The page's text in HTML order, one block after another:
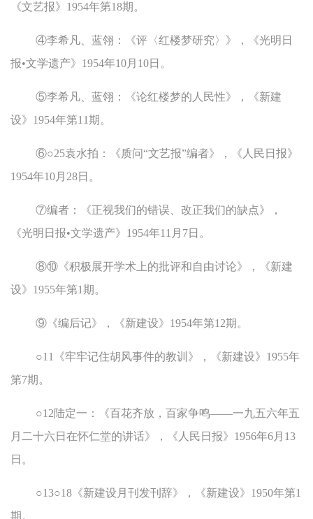
《文艺报》1954年第18期。
④李希凡、蓝翎：《评〈红楼梦研究〉》，《光明日
报•文学遗产》1954年10月10日。
⑤李希凡、蓝翎：《论红楼梦的人民性》，《新建
设》1954年第11期。
⑥○25袁水拍：《质问“文艺报”编者》，《人民日报》
1954年10月28日。
⑦编者：《正视我们的错误、改正我们的缺点》，
《光明日报•文学遗产》1954年11月7日。
⑧⑩《积极展开学术上的批评和自由讨论》，《新建
设》1955年第1期。
⑨《编后记》，《新建设》1954年第12期。
○11《牢牢记住胡风事件的教训》，《新建设》1955年
第7期。
○12陆定一：《百花齐放，百家争鸣——一九五六年五
月二十六日在怀仁堂的讲话》，《人民日报》1956年6月13
日。
○13○18《新建设月刊发刊辞》，《新建设》1950年第1
期。